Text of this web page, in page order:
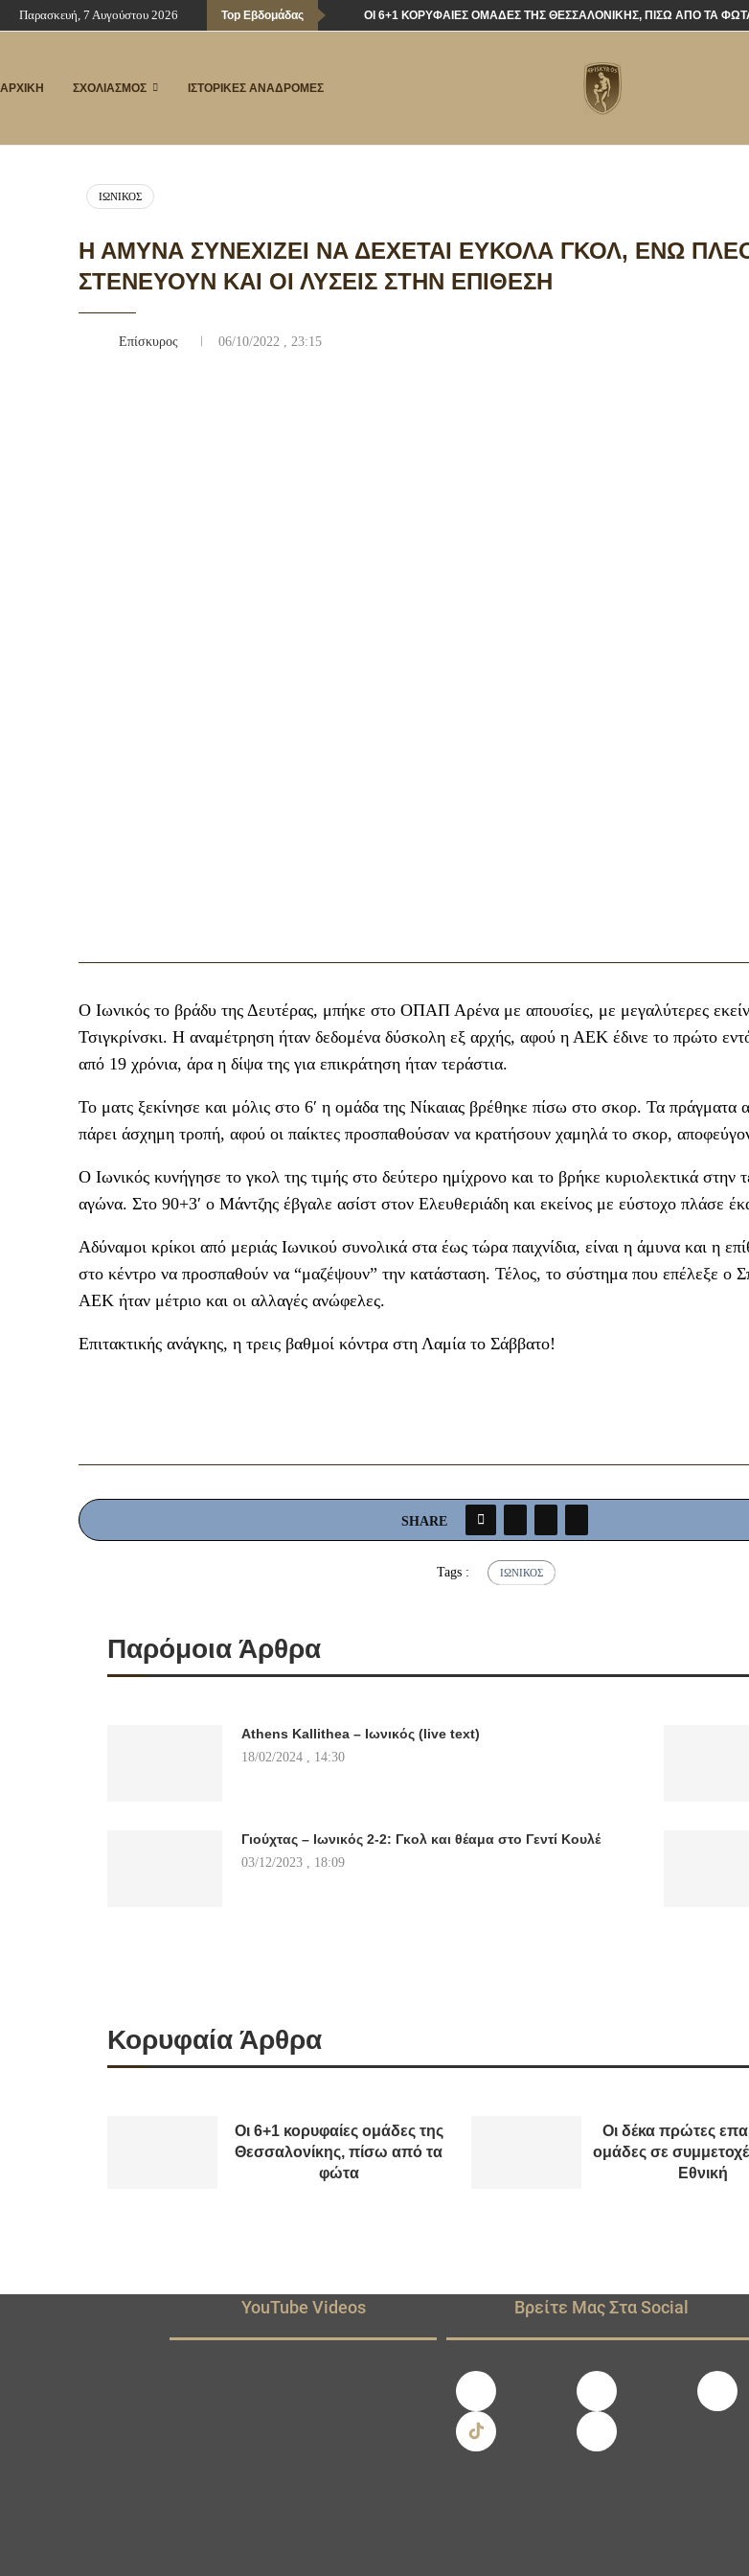
Παρασκευή, 7 Αυγούστου 2026 Top Εβδομάδας ΟΙ 6+1 ΚΟΡΥΦΑΊΕΣ ΟΜΆΔΕΣ ΤΗΣ ΘΕΣΣΑΛΟΝΊΚΗΣ, ΠΊΣΩ ΑΠΌ ΤΑ
ΑΡΧΙΚΗ ΣΧΟΛΙΑΣΜΟΣ ΙΣΤΟΡΙΚΕΣ ΑΝΑΔΡΟΜΕΣ
ΙΩΝΙΚΌΣ
Η ΆΜΥΝΑ ΣΥΝΕΧΊΖΕΙ ΝΑ ΔΈΧΕΤΑΙ ΕΎΚΟΛΑ ΓΚΟΛ, ΕΝΏ
ΣΤΕΝΕΎΟΥΝ ΚΑΙ ΟΙ ΛΎΣΕΙΣ ΣΤΗΝ ΕΠΊΘΕΣΗ
Επίσκυρος 06/10/2022 , 23:15
Ο Ιωνικός το βράδυ της Δευτέρας, μπήκε στο ΟΠΑΠ Αρένα με απουσίες, με μεγαλύτερες
Τσιγκρίνσκι. Η αναμέτρηση ήταν δεδομένα δύσκολη εξ αρχής, αφού η ΑΕΚ έδινε το πρώτο
από 19 χρόνια, άρα η δίψα της για επικράτηση ήταν τεράστια.
Το ματς ξεκίνησε και μόλις στο 6′ η ομάδα της Νίκαιας βρέθηκε πίσω στο σκορ. Τα πράγματα
πάρει άσχημη τροπή, αφού οι παίκτες προσπαθούσαν να κρατήσουν χαμηλά το σκορ,
Ο Ιωνικός κυνήγησε το γκολ της τιμής στο δεύτερο ημίχρονο και το βρήκε κυριολεκτικά στην
αγώνα. Στο 90+3′ ο Μάντζης έβγαλε ασίστ στον Ελευθεριάδη και εκείνος με εύστοχο πλάσε
Αδύναμοι κρίκοι από μεριάς Ιωνικού συνολικά στα έως τώρα παιχνίδια, είναι η άμυνα και η
στο κέντρο να προσπαθούν να “μαζέψουν” την κατάσταση. Τέλος, το σύστημα που επέλεξε ο
ΑΕΚ ήταν μέτριο και οι αλλαγές ανώφελες.
Επιτακτικής ανάγκης, η τρεις βαθμοί κόντρα στη Λαμία το Σάββατο!
SHARE
Tags : ΙΩΝΙΚΌΣ
Παρόμοια Άρθρα
Athens Kallithea – Ιωνικός (live text)
18/02/2024 , 14:30
Γιούχτας – Ιωνικός 2-2: Γκολ και θέαμα στο Γεντί Κουλέ
03/12/2023 , 18:09
Κορυφαία Άρθρα
Οι 6+1 κορυφαίες ομάδες της
Θεσσαλονίκης, πίσω από τα
φώτα
Οι δέκα πρώτες
ομάδες σε
Εθνική
YouTube Videos Βρείτε Μας Στα Social